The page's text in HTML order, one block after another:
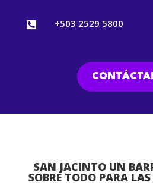
 +503 2529 5800
SAN JACINTO UN
SOBRE TODO PARA